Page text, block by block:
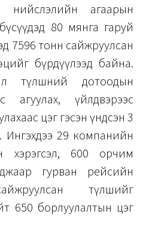
нийслэлийн агаарын
80 мянга гаруй
7596 тонн сайжруулсан
бүрдүүлээд байна.
түлшний дотоодын
агуулах, үйлдвэрээс
цэг гэсэн үндсэн 3
Ингэхдээ 29 компанийн
хэрэгсэл, 600 орчим
гурван рейсийн
түлшийг
650 борлуулалтын цэг